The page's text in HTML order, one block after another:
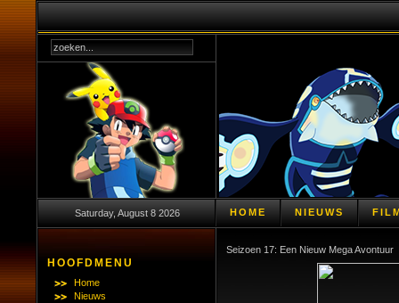
Saturday, August 8 2026 HOME NIEUWS
HOOFDMENU
Home
Nieuws
Seizoen 17: Een Nieuw Mega Avontuur